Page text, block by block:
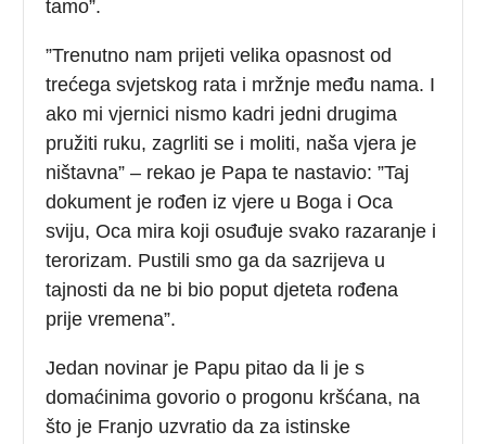
tamo”.
”Trenutno nam prijeti velika opasnost od
trećega svjetskog rata i mržnje među nama. I
ako mi vjernici nismo kadri jedni drugima
pružiti ruku, zagrliti se i moliti, naša vjera je
ništavna” – rekao je Papa te nastavio: ”Taj
dokument je rođen iz vjere u Boga i Oca
sviju, Oca mira koji osuđuje svako razaranje i
terorizam. Pustili smo ga da sazrijeva u
tajnosti da ne bi bio poput djeteta rođena
prije vremena”.
Jedan novinar je Papu pitao da li je s
domaćinima govorio o progonu kršćana, na
što je Franjo uzvratio da za istinske